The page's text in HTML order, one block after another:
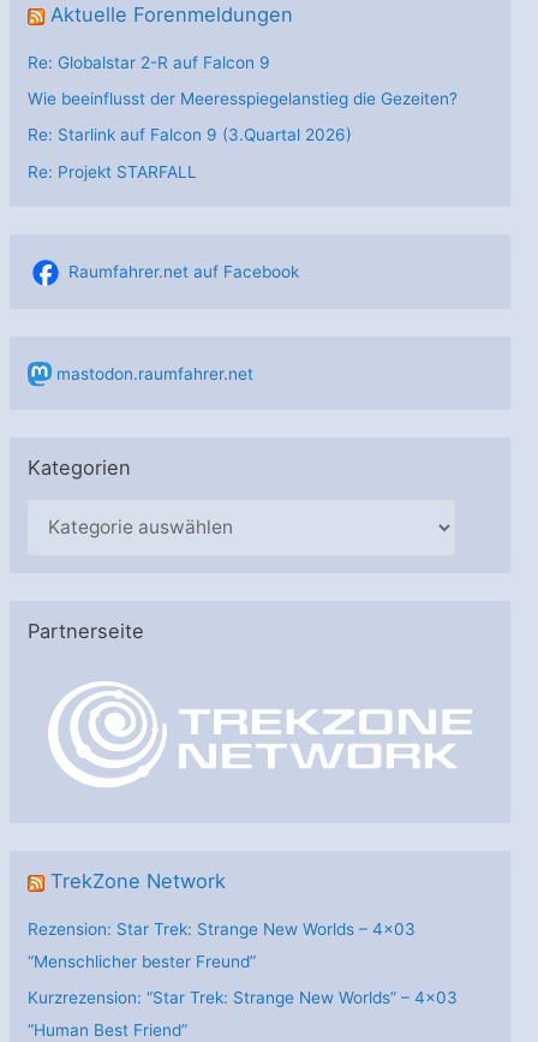
Aktuelle Forenmeldungen
Re: Globalstar 2-R auf Falcon 9
Wie beeinflusst der Meeresspiegelanstieg die Gezeiten?
Re: Starlink auf Falcon 9 (3.Quartal 2026)
Re: Projekt STARFALL
Raumfahrer.net auf Facebook
mastodon.raumfahrer.net
Kategorien
g
Partnerseite
TrekZone Network
Rezension: Star Trek: Strange New Worlds – 4×03
“Menschlicher bester Freund”
Kurzrezension: “Star Trek: Strange New Worlds” – 4×03
“Human Best Friend”